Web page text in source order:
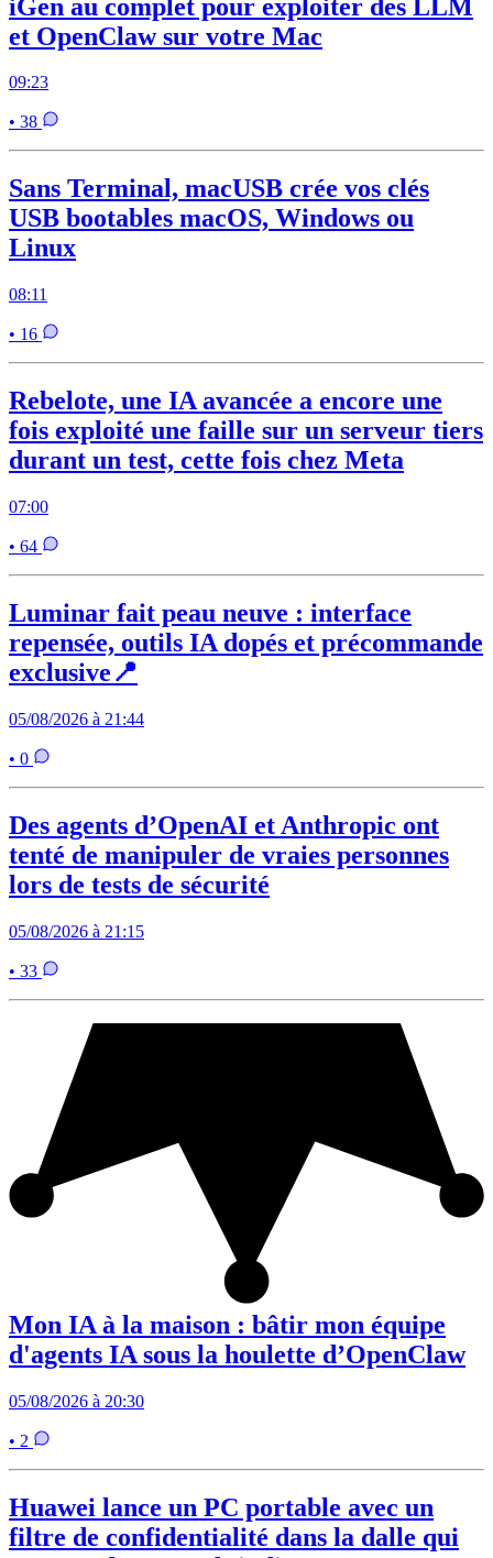
iGen au complet pour exploiter des LLM
et OpenClaw sur votre Mac
09:23
• 38
Sans Terminal, macUSB crée vos clés
USB bootables macOS, Windows ou
Linux
08:11
• 16
Rebelote, une IA avancée a encore une
fois exploité une faille sur un serveur tiers
durant un test, cette fois chez Meta
07:00
• 64
Luminar fait peau neuve : interface
repensée, outils IA dopés et précommande
exclusive📍
05/08/2026 à 21:44
• 0
Des agents d’OpenAI et Anthropic ont
tenté de manipuler de vraies personnes
lors de tests de sécurité
05/08/2026 à 21:15
• 33
Mon IA à la maison : bâtir mon équipe
d'agents IA sous la houlette d’OpenClaw
05/08/2026 à 20:30
• 2
Huawei lance un PC portable avec un
filtre de confidentialité dans la dalle qui